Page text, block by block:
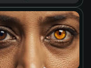
Boden. Eine
zu dem
bedrückende
eines